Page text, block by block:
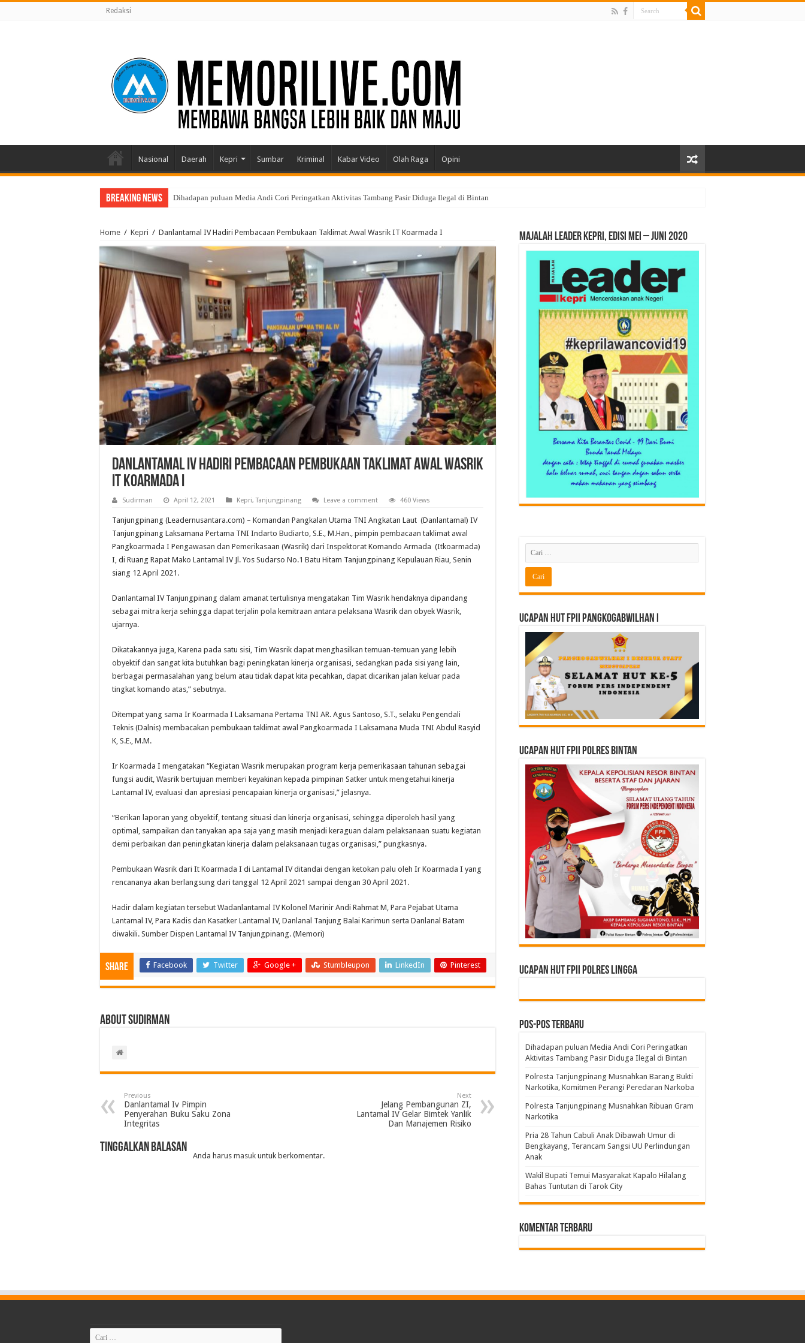
Redaksi
Nasional Daerah Kepri Sumbar Kriminal Kabar Video Olah Raga Opini
Breaking News Dihadapan puluan Media Andi Cori Peringatkan Aktivitas Tambang Pasir Diduga Ilegal di Bintan
Home / Kepri / Danlantamal IV Hadiri Pembacaan Pembukaan Taklimat Awal Wasrik IT Koarmada I
Danlantamal IV Hadiri Pembacaan Pembukaan Taklimat Awal Wasrik
IT Koarmada I
Sudirman April 12, 2021 Kepri,Tanjungpinang Leave a comment 460 Views
Tanjungpinang (Leadernusantara.com) – Komandan Pangkalan Utama TNI Angkatan Laut (Danlantamal) IV
Tanjungpinang Laksamana Pertama TNI Indarto Budiarto, S.E., M.Han., pimpin pembacaan taklimat awal
Pangkoarmada I Pengawasan dan Pemerikasaan (Wasrik) dari Inspektorat Komando Armada (Itkoarmada)
I, di Ruang Rapat Mako Lantamal IV Jl. Yos Sudarso No.1 Batu Hitam Tanjungpinang Kepulauan Riau, Senin
siang 12 April 2021.
Danlantamal IV Tanjungpinang dalam amanat tertulisnya mengatakan Tim Wasrik hendaknya dipandang
sebagai mitra kerja sehingga dapat terjalin pola kemitraan antara pelaksana Wasrik dan obyek Wasrik,
ujarnya.
Dikatakannya juga, Karena pada satu sisi, Tim Wasrik dapat menghasilkan temuan-temuan yang lebih
obyektif dan sangat kita butuhkan bagi peningkatan kinerja organisasi, sedangkan pada sisi yang lain,
berbagai permasalahan yang belum atau tidak dapat kita pecahkan, dapat dicarikan jalan keluar pada
tingkat komando atas,” sebutnya.
Ditempat yang sama Ir Koarmada I Laksamana Pertama TNI AR. Agus Santoso, S.T., selaku Pengendali
Teknis (Dalnis) membacakan pembukaan taklimat awal Pangkoarmada I Laksamana Muda TNI Abdul Rasyid
K, S.E., M.M.
Ir Koarmada I mengatakan “Kegiatan Wasrik merupakan program kerja pemerikasaan tahunan sebagai
fungsi audit, Wasrik bertujuan memberi keyakinan kepada pimpinan Satker untuk mengetahui kinerja
Lantamal IV, evaluasi dan apresiasi pencapaian kinerja organisasi,” jelasnya.
“Berikan laporan yang obyektif, tentang situasi dan kinerja organisasi, sehingga diperoleh hasil yang
optimal, sampaikan dan tanyakan apa saja yang masih menjadi keraguan dalam pelaksanaan suatu kegiatan
demi perbaikan dan peningkatan kinerja dalam pelaksanaan tugas organisasi,” pungkasnya.
Pembukaan Wasrik dari It Koarmada I di Lantamal IV ditandai dengan ketokan palu oleh Ir Koarmada I yang
rencananya akan berlangsung dari tanggal 12 April 2021 sampai dengan 30 April 2021.
Hadir dalam kegiatan tersebut Wadanlantamal IV Kolonel Marinir Andi Rahmat M, Para Pejabat Utama
Lantamal IV, Para Kadis dan Kasatker Lantamal IV, Danlanal Tanjung Balai Karimun serta Danlanal Batam
diwakili. Sumber Dispen Lantamal IV Tanjungpinang. (Memori)
Share Facebook Twitter Google + Stumbleupon LinkedIn Pinterest
About Sudirman
Previous
Danlantamal Iv Pimpin
Penyerahan Buku Saku Zona
Integritas
Next
Jelang Pembangunan ZI,
Lantamal IV Gelar Bimtek Yanlik
Dan Manajemen Risiko
Tinggalkan Balasan
Anda harus masuk untuk berkomentar.
MAJALAH LEADER KEPRI, EDISI MEI – JUNI 2020
Ucapan HUT FPII PANGKOGABWILHAN I
Ucapan HUT FPII Polres Bintan
Ucapan HUT FPII Polres Lingga
Pos-pos Terbaru
Dihadapan puluan Media Andi Cori Peringatkan
Aktivitas Tambang Pasir Diduga Ilegal di Bintan
Polresta Tanjungpinang Musnahkan Barang Bukti
Narkotika, Komitmen Perangi Peredaran Narkoba
Polresta Tanjungpinang Musnahkan Ribuan Gram
Narkotika
Pria 28 Tahun Cabuli Anak Dibawah Umur di
Bengkayang, Terancam Sangsi UU Perlindungan
Anak
Wakil Bupati Temui Masyarakat Kapalo Hilalang
Bahas Tuntutan di Tarok City
Komentar Terbaru